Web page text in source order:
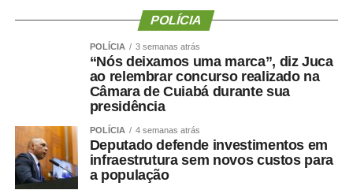
vagas para contratação temporária e formação de
cadastro de reserva para cargos de níveis médio e
superior. Os profissionais atuarão nas unidades
educacionais da rede pública municipal, substituindo
servidores efetivos e atendendo a necessidades
temporárias de excepcional interesse público.
11-31-01-2025-CONVOCACAO-PEDAGOGO-
REGIONAL-CAMPO-EMEBCNova
POLÍCIA
POLÍCIA 3 semanas atrás
“Nós deixamos uma marca”, diz Juca
ao relembrar concurso realizado na
Câmara de Cuiabá durante sua
presidência
POLÍCIA 4 semanas atrás
Deputado defende investimentos em
infraestrutura sem novos custos para
a população